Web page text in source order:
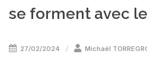
se forment avec
27/02/2024 Michaël